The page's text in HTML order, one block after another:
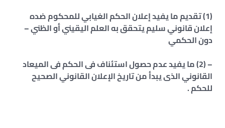
(1) تقديم ما يفيد إعلان الحكم الغيابي للمحكوم ضده
إعلان قانوني سليم يتحقق به العلم اليقيني أو الظني –
دون الحكمي
– (2) ما يفيد عدم حصول استئناف فى الحكم فى الميعاد
القانوني الذى يبدأ من تاريخ الإعلان القانوني الصحيح
للحكم .